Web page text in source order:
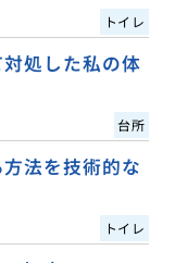
トイレ
処した私の体
台所
法を技術的な
トイレ